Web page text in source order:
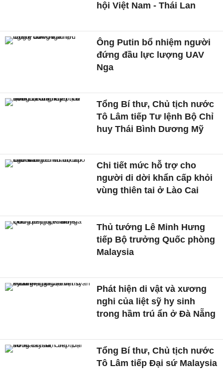
hội Việt Nam - Thái Lan
Ông Putin bổ nhiệm người
đứng đầu lực lượng UAV
Nga
Tổng Bí thư, Chủ tịch nước
Tô Lâm tiếp Tư lệnh Bộ Chỉ
huy Thái Bình Dương Mỹ
Chi tiết mức hỗ trợ cho
người di dời khẩn cấp khỏi
vùng thiên tai ở Lào Cai
Thủ tướng Lê Minh Hưng
tiếp Bộ trưởng Quốc phòng
Malaysia
Phát hiện di vật và xương
nghi của liệt sỹ hy sinh
trong hầm trú ẩn ở Đà Nẵng
Tổng Bí thư, Chủ tịch nước
Tô Lâm tiếp Đại sứ Malaysia